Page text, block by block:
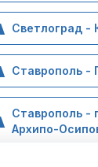
Светлоград -
Ставрополь -
Ставрополь -
Архипо-